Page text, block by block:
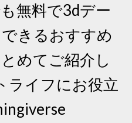
無料で3dデー
きるおすすめ
めてご紹介し
ライフにお役立